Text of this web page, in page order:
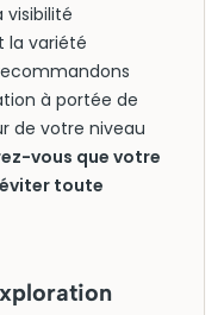
visibilité
la variété
à portée de
de votre niveau
vous que votre
toute